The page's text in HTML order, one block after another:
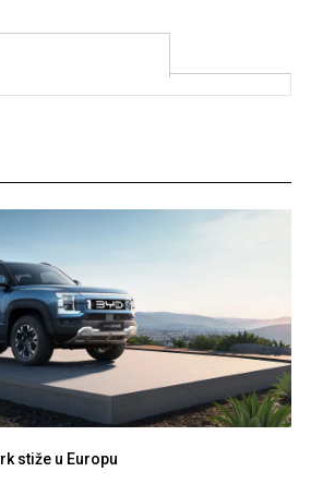
stiže u Europu